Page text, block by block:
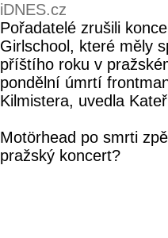
iDNES.cz
Pořadatelé zrušili
Girlschool, které měly
příštího roku v
pondělní úmrtí
Kilmistera, uvedla
Motörhead po smrti
pražský koncert?